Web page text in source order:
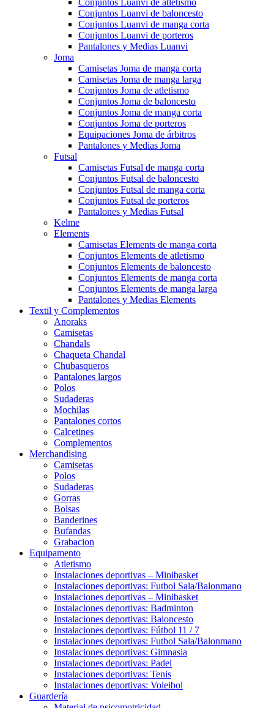
Conjuntos Luanvi de atletismo
Conjuntos Luanvi de baloncesto
Conjuntos Luanvi de manga corta
Conjuntos Luanvi de porteros
Pantalones y Medias Luanvi
Joma
Camisetas Joma de manga corta
Camisetas Joma de manga larga
Conjuntos Joma de atletismo
Conjuntos Joma de baloncesto
Conjuntos Joma de manga corta
Conjuntos Joma de porteros
Equipaciones Joma de árbitros
Pantalones y Medias Joma
Futsal
Camisetas Futsal de manga corta
Conjuntos Futsal de baloncesto
Conjuntos Futsal de manga corta
Conjuntos Futsal de porteros
Pantalones y Medias Futsal
Kelme
Elements
Camisetas Elements de manga corta
Conjuntos Elements de atletismo
Conjuntos Elements de baloncesto
Conjuntos Elements de manga corta
Conjuntos Elements de manga larga
Pantalones y Medias Elements
Textil y Complementos
Anoraks
Camisetas
Chandals
Chaqueta Chandal
Chubasqueros
Pantalones largos
Polos
Sudaderas
Mochilas
Pantalones cortos
Calcetines
Complementos
Merchandising
Camisetas
Polos
Sudaderas
Gorras
Bolsas
Banderines
Bufandas
Grabacion
Equipamento
Atletismo
Instalaciones deportivas – Minibasket
Instalaciones deportivas: Futbol Sala/Balonmano
Instalaciones deportivas – Minibasket
Instalaciones deportivas: Badminton
Instalaciones deportivas: Baloncesto
Instalaciones deportivas: Fútbol 11 / 7
Instalaciones deportivas: Futbol Sala/Balonmano
Instalaciones deportivas: Gimnasia
Instalaciones deportivas: Padel
Instalaciones deportivas: Tenis
Instalaciones deportivas: Voleibol
Guardería